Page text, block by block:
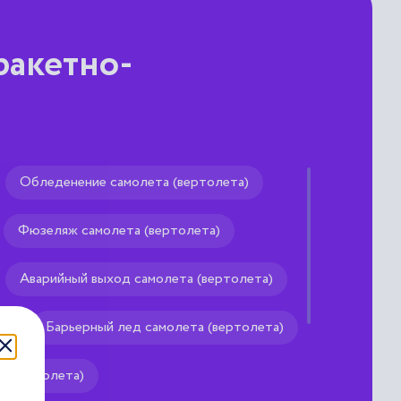
технических средств
Обледенение самолета (вертолета)
Фюзеляж самолета (вертолета)
Аварийный выход самолета (вертолета)
Барьерный лед самолета (вертолета)
(вертолета)